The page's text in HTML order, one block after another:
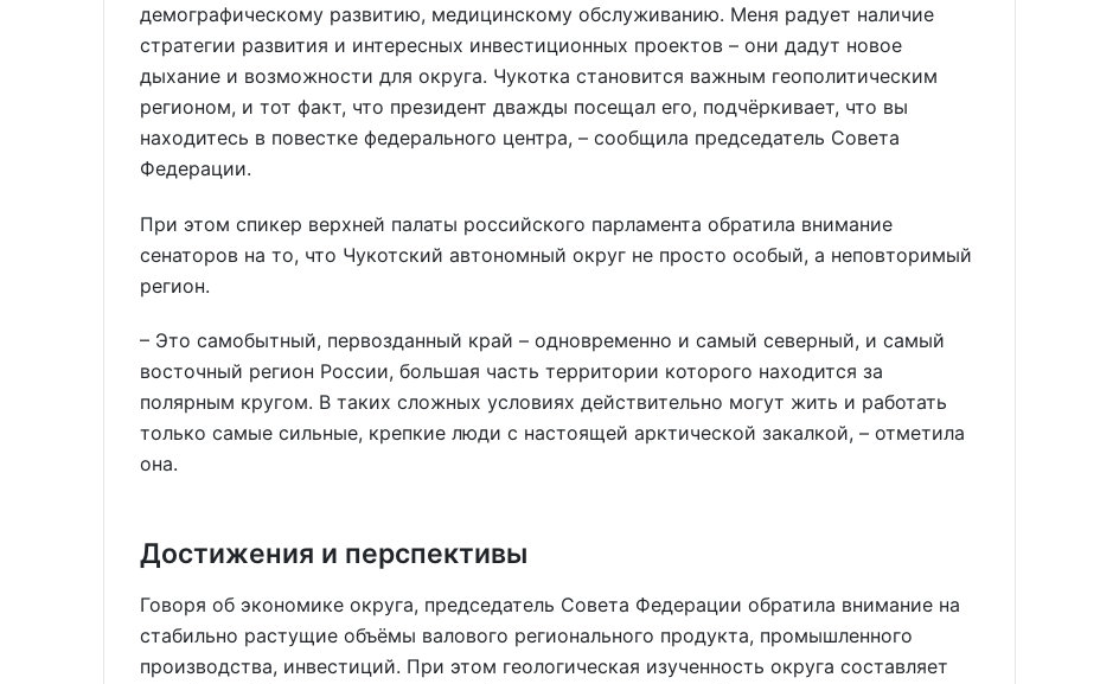
демографическому развитию, медицинскому обслуживанию. Меня радует наличие
стратегии развития и интересных инвестиционных проектов – они дадут новое
дыхание и возможности для округа. Чукотка становится важным геополитическим
регионом, и тот факт, что президент дважды посещал его, подчёркивает, что вы
находитесь в повестке федерального центра, – сообщила председатель Совета
Федерации.
При этом спикер верхней палаты российского парламента обратила внимание
сенаторов на то, что Чукотский автономный округ не просто особый, а неповторимый
регион.
– Это самобытный, первозданный край – одновременно и самый северный, и самый
восточный регион России, большая часть территории которого находится за
полярным кругом. В таких сложных условиях действительно могут жить и работать
только самые сильные, крепкие люди с настоящей арктической закалкой, – отметила
она.
Достижения и перспективы
Говоря об экономике округа, председатель Совета Федерации обратила внимание на
стабильно растущие объёмы валового регионального продукта, промышленного
производства, инвестиций. При этом геологическая изученность округа составляет